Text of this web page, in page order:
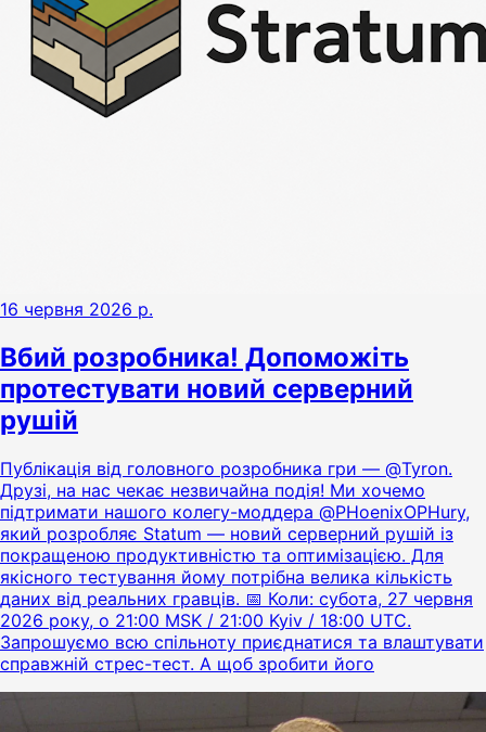
16 червня 2026 р.
Вбий розробника! Допоможіть
протестувати новий серверний
рушій
Публікація від головного розробника гри — @Tyron.
Друзі, на нас чекає незвичайна подія! Ми хочемо
підтримати нашого колегу-моддера @PHoenixOPHury,
який розробляє Statum — новий серверний рушій із
покращеною продуктивністю та оптимізацією. Для
якісного тестування йому потрібна велика кількість
даних від реальних гравців. 📅 Коли: субота, 27 червня
2026 року, о 21:00 MSK / 21:00 Kyiv / 18:00 UTC.
Запрошуємо всю спільноту приєднатися та влаштувати
справжній стрес-тест. А щоб зробити його